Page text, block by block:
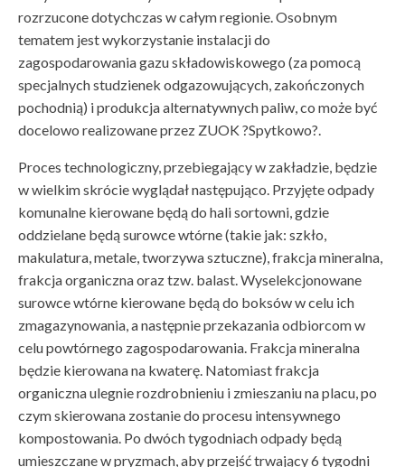
rozrzucone dotychczas w całym regionie. Osobnym
tematem jest wykorzystanie instalacji do
zagospodarowania gazu składowiskowego (za pomocą
specjalnych studzienek odgazowujących, zakończonych
pochodnią) i produkcja alternatywnych paliw, co może być
docelowo realizowane przez ZUOK ?Spytkowo?.
Proces technologiczny, przebiegający w zakładzie, będzie
w wielkim skrócie wyglądał następująco. Przyjęte odpady
komunalne kierowane będą do hali sortowni, gdzie
oddzielane będą surowce wtórne (takie jak: szkło,
makulatura, metale, tworzywa sztuczne), frakcja mineralna,
frakcja organiczna oraz tzw. balast. Wyselekcjonowane
surowce wtórne kierowane będą do boksów w celu ich
zmagazynowania, a następnie przekazania odbiorcom w
celu powtórnego zagospodarowania. Frakcja mineralna
będzie kierowana na kwaterę. Natomiast frakcja
organiczna ulegnie rozdrobnieniu i zmieszaniu na placu, po
czym skierowana zostanie do procesu intensywnego
kompostowania. Po dwóch tygodniach odpady będą
umieszczane w pryzmach, aby przejść trwający 6 tygodni